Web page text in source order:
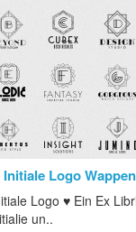
Logo Wappen
Logo ♥ Ein Ex
un..